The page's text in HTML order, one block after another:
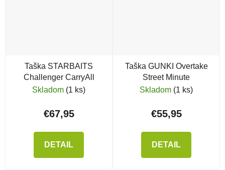
Taška STARBAITS
Challenger CarryAll
Skladom (1 ks)
€67,95
DETAIL
Taška GUNKI Overtake
Street Minute
Skladom (1 ks)
€55,95
DETAIL